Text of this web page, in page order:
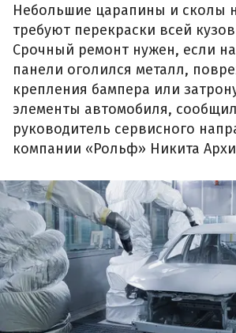
Небольшие царапины и сколы
требуют перекраски всей
Срочный ремонт нужен, если
панели оголился металл,
крепления бампера или
элементы автомобиля,
руководитель сервисного
компании «Рольф» Никита